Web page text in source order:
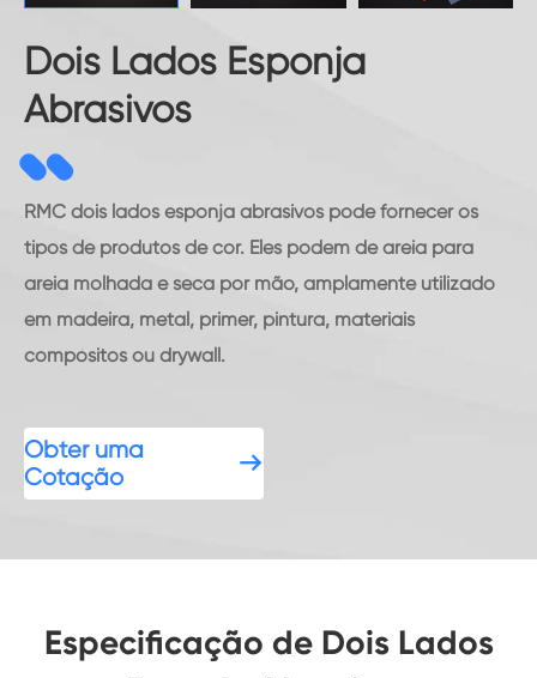
Dois Lados Esponja
Abrasivos
RMC dois lados esponja abrasivos pode fornecer os
tipos de produtos de cor. Eles podem de areia para
areia molhada e seca por mão, amplamente utilizado
em madeira, metal, primer, pintura, materiais
compósitos ou drywall.
Obter uma
Cotação

Especificação de Dois Lados